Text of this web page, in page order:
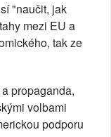
"naučit, jak
mezi EU a
tak ze
propaganda,
volbami
podporu